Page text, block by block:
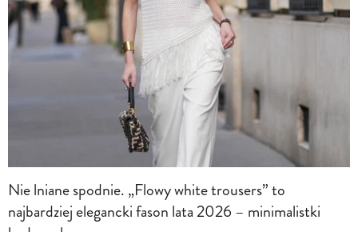
Nie lniane spodnie. „Flowy white trousers” to
najbardziej elegancki fason lata 2026 – minimalistki